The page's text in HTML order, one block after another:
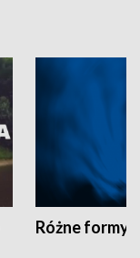
Różne formy